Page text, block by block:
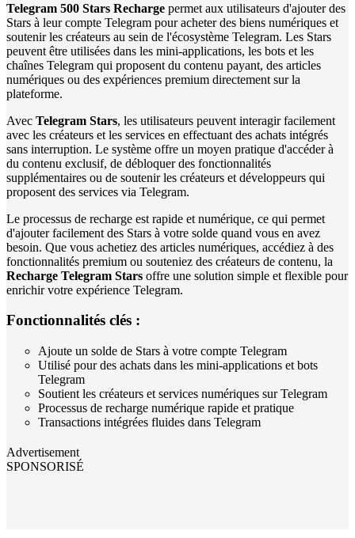
Telegram 500 Stars Recharge permet aux utilisateurs d'ajouter des
Stars à leur compte Telegram pour acheter des biens numériques et
soutenir les créateurs au sein de l'écosystème Telegram. Les Stars
peuvent être utilisées dans les mini-applications, les bots et les
chaînes Telegram qui proposent du contenu payant, des articles
numériques ou des expériences premium directement sur la
plateforme.
Avec Telegram Stars, les utilisateurs peuvent interagir facilement
avec les créateurs et les services en effectuant des achats intégrés
sans interruption. Le système offre un moyen pratique d'accéder à
du contenu exclusif, de débloquer des fonctionnalités
supplémentaires ou de soutenir les créateurs et développeurs qui
proposent des services via Telegram.
Le processus de recharge est rapide et numérique, ce qui permet
d'ajouter facilement des Stars à votre solde quand vous en avez
besoin. Que vous achetiez des articles numériques, accédiez à des
fonctionnalités premium ou souteniez des créateurs de contenu, la
Recharge Telegram Stars offre une solution simple et flexible pour
enrichir votre expérience Telegram.
Fonctionnalités clés :
Ajoute un solde de Stars à votre compte Telegram
Utilisé pour des achats dans les mini-applications et bots
Telegram
Soutient les créateurs et services numériques sur Telegram
Processus de recharge numérique rapide et pratique
Transactions intégrées fluides dans Telegram
Advertisement
SPONSORISÉ